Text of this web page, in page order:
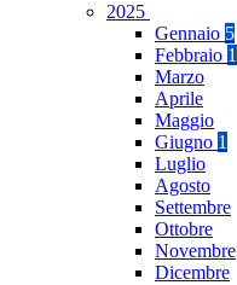
2025
Gennaio 5
Febbraio 1
Marzo
Aprile
Maggio
Giugno 1
Luglio
Agosto
Settembre
Ottobre
Novembre
Dicembre